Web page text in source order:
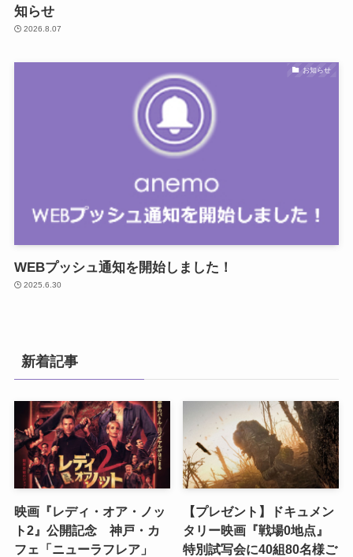
知らせ
2026.8.07
お知らせ
WEBプッシュ通知を開始しました！
2025.6.30
新着記事
映画『レディ・オア・ノッ
ト2』公開記念 神戸・カ
フェ「ニューラフレア」
【プレゼント】ドキュメン
タリー映画『戦場0地点』
特別試写会に40組80名様ご